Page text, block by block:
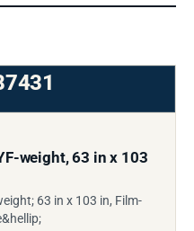
weight, 63 in x 103
63 in x 103 in, Film-